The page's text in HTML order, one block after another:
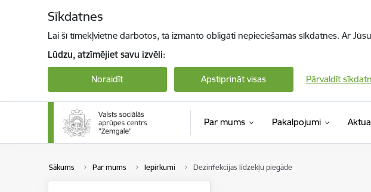
Sīkdatnes
Lai šī tīmekļvietne darbotos, tā izmanto obligāti nepieciešamās sīkdatnes. Ar
Lūdzu, atzīmējiet savu izvēli:
Noraidīt Apstiprināt visas Pārvaldīt
Par mums Pakalpojumi
Sākums Par mums Iepirkumi Dezinfekcijas līdzekļu piegāde